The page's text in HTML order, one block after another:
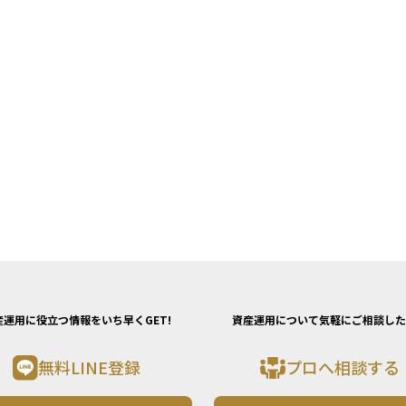
運用に役立つ情報をいち早くGET!
無料LINE登録
資産運用について気軽にご相談し
プロへ相談する